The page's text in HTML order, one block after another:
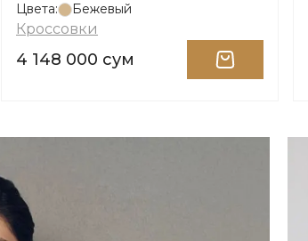
Цвета: Бежевый
Кроссовки
4 148 000 сум